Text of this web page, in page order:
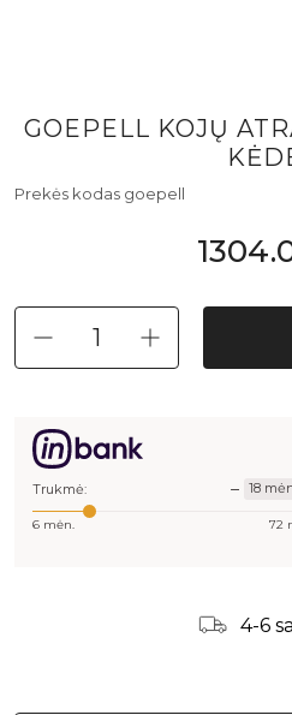
GOEPELL KOJŲ
Prekės kodas goepell
Trukmė: − 18
6 mėn. 72
4-6